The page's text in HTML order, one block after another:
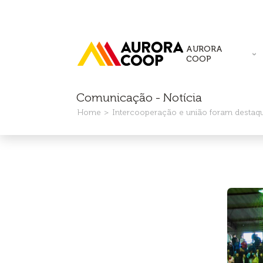
AURORA
COOP
Comunicação - Notícia
Home Intercooperação e união foram